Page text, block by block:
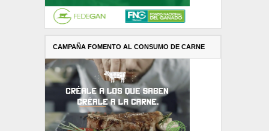
CAMPAÑA FOMENTO AL CONSUMO DE CARNE